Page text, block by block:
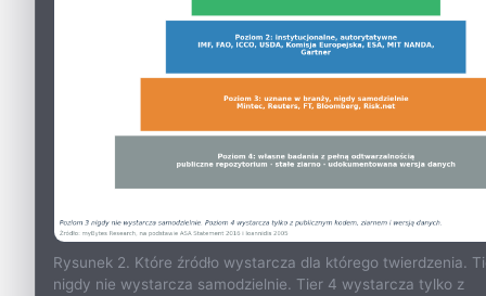
Rysunek 2. Które źródło wystarcza dla którego twierdzenia.
nigdy nie wystarcza samodzielnie. Tier 4 wystarcza tylko z